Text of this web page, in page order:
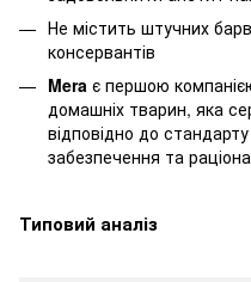
Не містить штучних
консервантів
Mera є першою
домашніх тварин, яка
відповідно до
забезпечення та
Типовий аналіз